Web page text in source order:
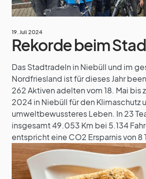
19. Juli 2024
Rekorde beim
Das Stadtradeln in Niebüll und im
Nordfriesland ist für dieses Jahr
262 Aktiven adelten vom 18. Mai bis
2024 in Niebüll für den Klimaschutz
umweltbewussteres Leben. In 23
insgesamt 49.053 Km bei 5.134
entspricht eine CO2 Ersparnis von 8